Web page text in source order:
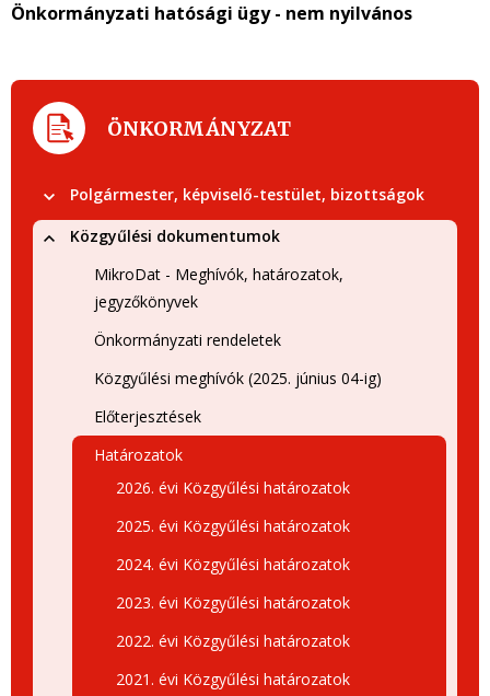
Önkormányzati hatósági ügy - nem nyilvános
ÖNKORMÁNYZAT
Polgármester, képviselő-testület, bizottságok
Közgyűlési dokumentumok
MikroDat - Meghívók, határozatok,
jegyzőkönyvek
Önkormányzati rendeletek
Közgyűlési meghívók (2025. június 04-ig)
Előterjesztések
Határozatok
2026. évi Közgyűlési határozatok
2025. évi Közgyűlési határozatok
2024. évi Közgyűlési határozatok
2023. évi Közgyűlési határozatok
2022. évi Közgyűlési határozatok
2021. évi Közgyűlési határozatok